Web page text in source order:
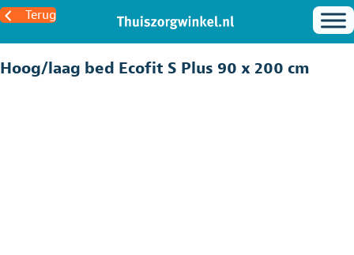
Terug
Hoog/laag bed Ecofit S Plus 90 x 200 cm